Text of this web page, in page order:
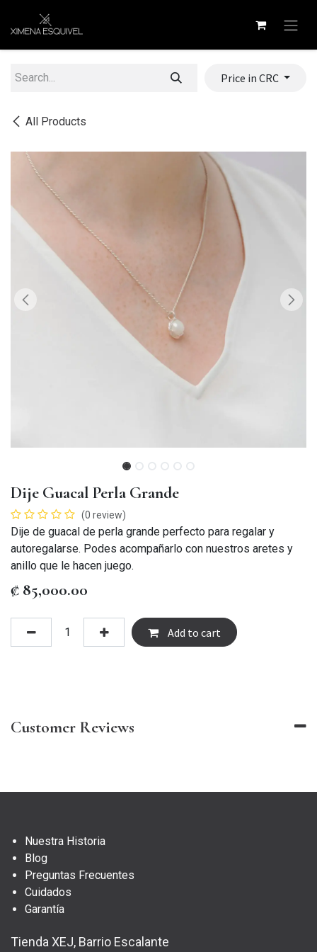
All Products
Price in CRC
Dije Guacal Perla Grande
(0 review)
Dije de guacal de perla grande perfecto para regalar y
autoregalarse. Podes acompañarlo con nuestros aretes y
anillo que le hacen juego.
₡ 85,000.00
Add to cart
Customer Reviews
Nuestra Historia
Blog
Preguntas Frecuentes
Cuidados
Garantía
Tienda XEJ, Barrio Escalante